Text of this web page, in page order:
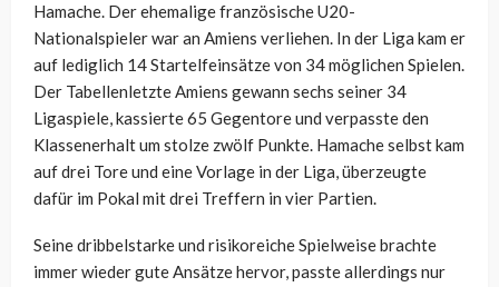
Hamache. Der ehemalige französische U20-
Nationalspieler war an Amiens verliehen. In der Liga kam er
auf lediglich 14 Startelfeinsätze von 34 möglichen Spielen.
Der Tabellenletzte Amiens gewann sechs seiner 34
Ligaspiele, kassierte 65 Gegentore und verpasste den
Klassenerhalt um stolze zwölf Punkte. Hamache selbst kam
auf drei Tore und eine Vorlage in der Liga, überzeugte
dafür im Pokal mit drei Treffern in vier Partien.
Seine dribbelstarke und risikoreiche Spielweise brachte
immer wieder gute Ansätze hervor, passte allerdings nur